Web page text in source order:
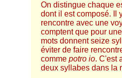
On distingue chaque
dont il est composé. Il
rencontre avec une
comptent que pour
mots donnent seize
éviter de faire
comme potro io. C'est
deux syllabes dans la